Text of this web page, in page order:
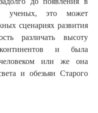
это может
сценариях развития
различать высоту
и была
человеком или же она
и обезьян Старого